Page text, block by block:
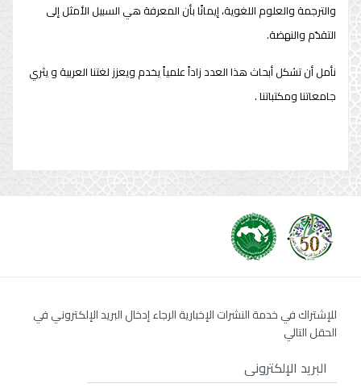
والترجمة والعلوم اللغوية، إيمانًا بأن المعرفة هي السبيل الأمثل إلى
التقدّم والنهضة.
نأمل أن تشكل أبحاث هذا العدد زاداً علمياً يخدم ويعزز لغتنا العربية و يثري
جامعاتنا ومكتباتنا .
للإشتراك في خدمة النشرات الإخبارية الرجاء إدخال البريد الإلكتروني في
الحقل التالي